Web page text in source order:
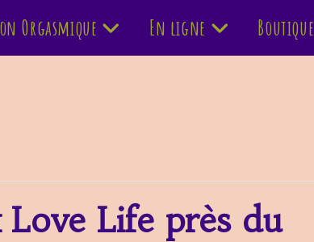
Orgasmique En ligne Boutique
Life près du